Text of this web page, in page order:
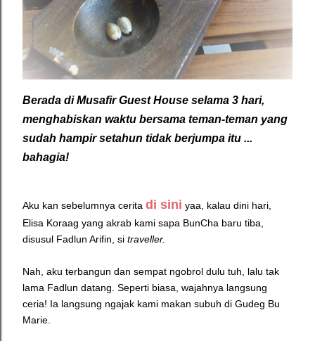
Berada di Musafir Guest House selama 3 hari,
menghabiskan waktu bersama teman-teman yang
sudah hampir setahun tidak berjumpa itu ...
bahagia!
Aku kan sebelumnya cerita di sini yaa, kalau dini hari,
Elisa Koraag yang akrab kami sapa BunCha baru tiba,
disusul Fadlun Arifin, si traveller.
Nah, aku terbangun dan sempat ngobrol dulu tuh, lalu tak
lama Fadlun datang. Seperti biasa, wajahnya langsung
ceria! Ia langsung ngajak kami makan subuh di Gudeg Bu
Marie.